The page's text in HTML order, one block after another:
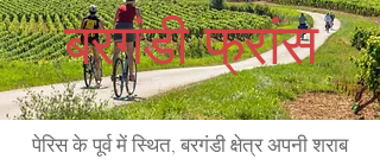
बरगंडी फ्रांस
पेरिस के पूर्व में स्थित, बरगंडी क्षेत्र अपनी शराब